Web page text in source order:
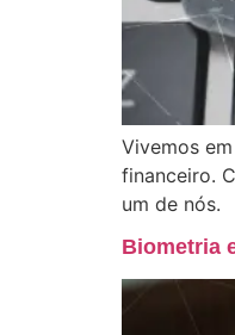
Vivemos
financeiro.
um de nós.
Biometria